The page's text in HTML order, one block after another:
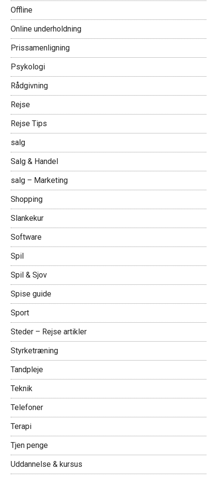
Offline
Online underholdning
Prissamenligning
Psykologi
Rådgivning
Rejse
Rejse Tips
salg
Salg & Handel
salg – Marketing
Shopping
Slankekur
Software
Spil
Spil & Sjov
Spise guide
Sport
Steder – Rejse artikler
Styrketræning
Tandpleje
Teknik
Telefoner
Terapi
Tjen penge
Uddannelse & kursus